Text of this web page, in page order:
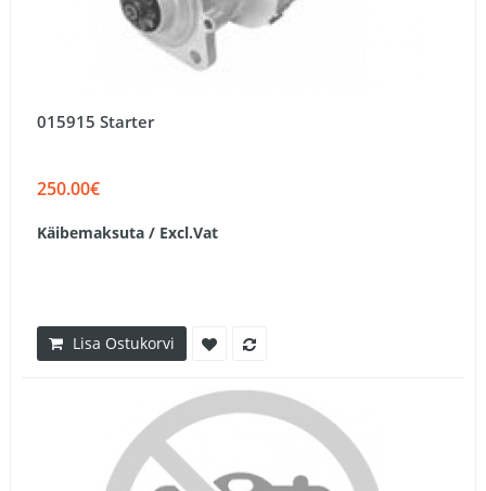
015915 Starter
250.00€
Käibemaksuta / Excl.Vat
Lisa Ostukorvi